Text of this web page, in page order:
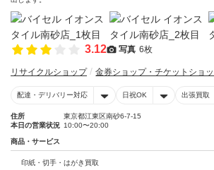
3.12 写真 6枚
リサイクルショップ 金券ショップ・チケットショ
配達・デリバリー対応 日祝OK 出張買取
住所
東京都江東区南砂6-7-15
本日の営業状況 10:00〜20:00
商品・サービス
印紙・切手・はがき買取